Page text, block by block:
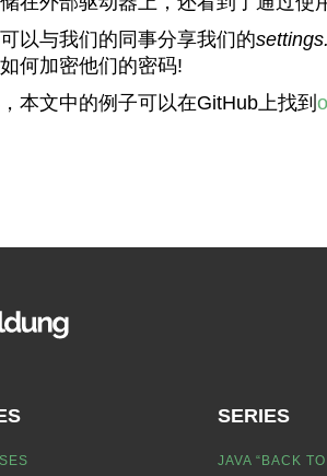
以与我们的同事分享我们的
何加密他们的密码!
本文中的例子可以在GitHub上找到
SERIES
JAVA “BACK